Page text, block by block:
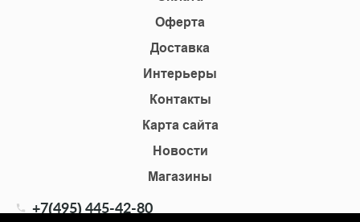
Оферта
Доставка
Интерьеры
Контакты
Карта сайта
Новости
Магазины
+7(495) 445-42-80